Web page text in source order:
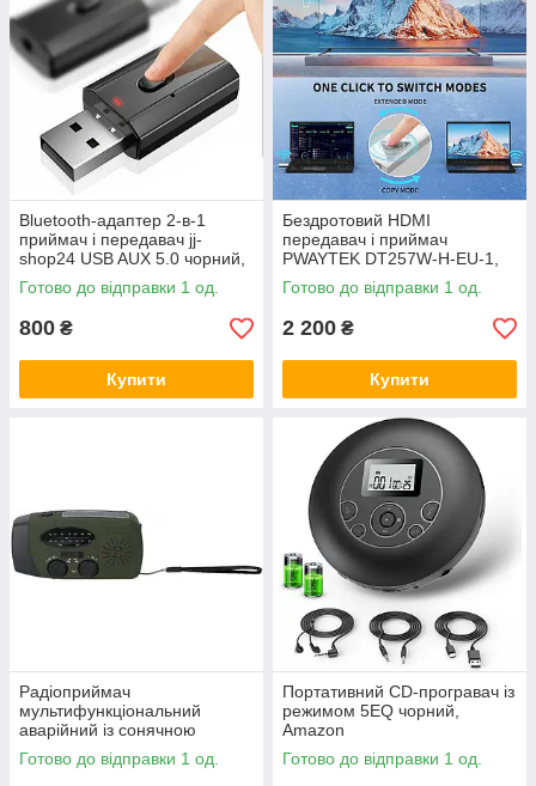
Bluetooth-адаптер 2-в-1
приймач і передавач jj-
shop24 USB AUX 5.0 чорний,
Amazon
Готово до відправки 1 од.
800 ₴
Купити
Бездротовий HDMI
передавач і приймач
PWAYTEK DT257W-H-EU-1,
Amazon
Готово до відправки 1 од.
2 200 ₴
Купити
Радіоприймач
мультифункціональний
аварійний із сонячною
панеллю та павербанком
2000 м, Amazon
Готово до відправки 1 од.
Портативний CD-програвач із
режимом 5EQ чорний,
Amazon
Готово до відправки 1 од.